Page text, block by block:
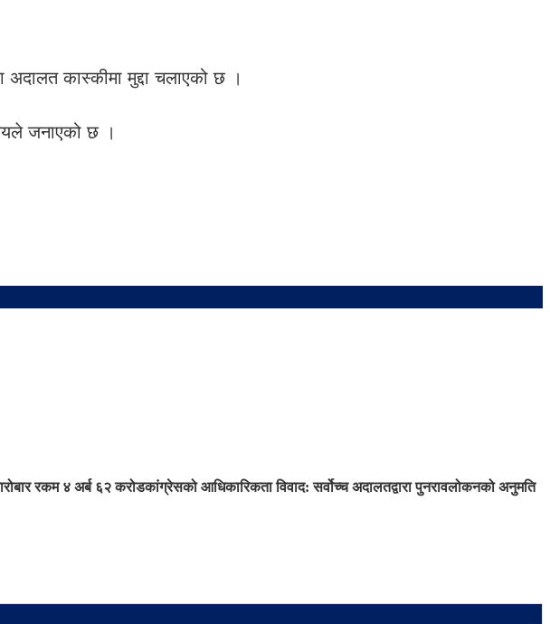
कास्कीमा मुद्दा चलाएको छ ।
जनाएको छ ।
रकम ४ अर्ब ६२ करोडकांग्रेसको आधिकारिकता विवाद: सर्वोच्च अदालतद्वारा पुनरावलोकनको अनुमति